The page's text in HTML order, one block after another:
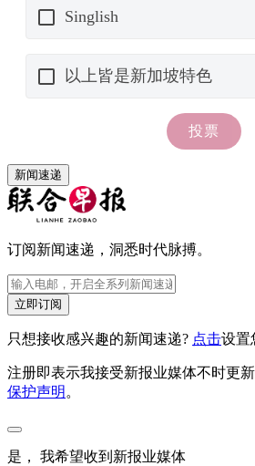
新闻速递
订阅新闻速递，洞悉时代脉搏。
立即订阅
只想接收感兴趣的新闻速递? 点击设置
注册即表示我接受新报业媒体不时更
保护声明。
是， 我希望收到新报业媒体